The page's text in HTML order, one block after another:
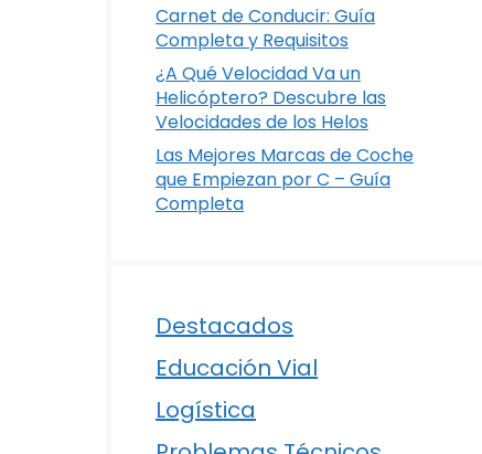
Carnet de Conducir: Guía
Completa y Requisitos
¿A Qué Velocidad Va un
Helicóptero? Descubre las
Velocidades de los Helos
Las Mejores Marcas de Coche
que Empiezan por C – Guía
Completa
Destacados
Educación Vial
Logística